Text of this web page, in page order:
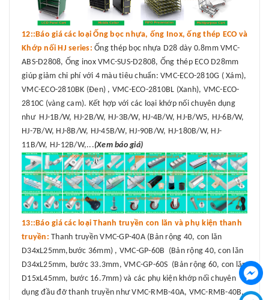
12::Báo giá các loại Ống bọc nhựa, ống Inox, ống thép ECO và
Khớp nối HJ series: Ống thép bọc nhựa D28 dày 0.8mm VMC-
ABS-D2808, Ống inox VMC-SUS-D2808, Ống thép ECO D28mm
giúp giảm chi phí với 4 màu tiêu chuẩn: VMC-ECO-2810G ( Xám),
VMC-ECO-2810BK (Đen) , VMC-ECO-2810BL (Xanh), VMC-ECO-
2810C (vàng cam). Kết hợp với các loại khớp nối chuyên dụng
như HJ-1B/W, HJ-2B/W, HJ-3B/W, HJ-4B/W, HJ-B/W5, HJ-6B/W,
HJ-7B/W, HJ-8B/W, HJ-45B/W, HJ-90B/W, HJ-180B/W, HJ-
11B/W, HJ-12B/W,...(Xem báo giá)
13::Báo giá các loại Thanh truyền con lăn và phụ kiện thanh
truyền: Thanh truyền VMC-GP-40A (Bản rộng 40, con lăn
D34xL25mm,bước 36mm) , VMC-GP-60B (Bản rộng 40, con lăn
D34xL25mm, bước 33.3mm, VMC-GP-60S (Bản rộng 60, con lăn
D15xL45mm, bước 16.7mm) và các phụ kiện khớp nối chuyên
dụng đầu đỡ thanh truyền như VMC-RMB-40A, VMC-RMB-40B,